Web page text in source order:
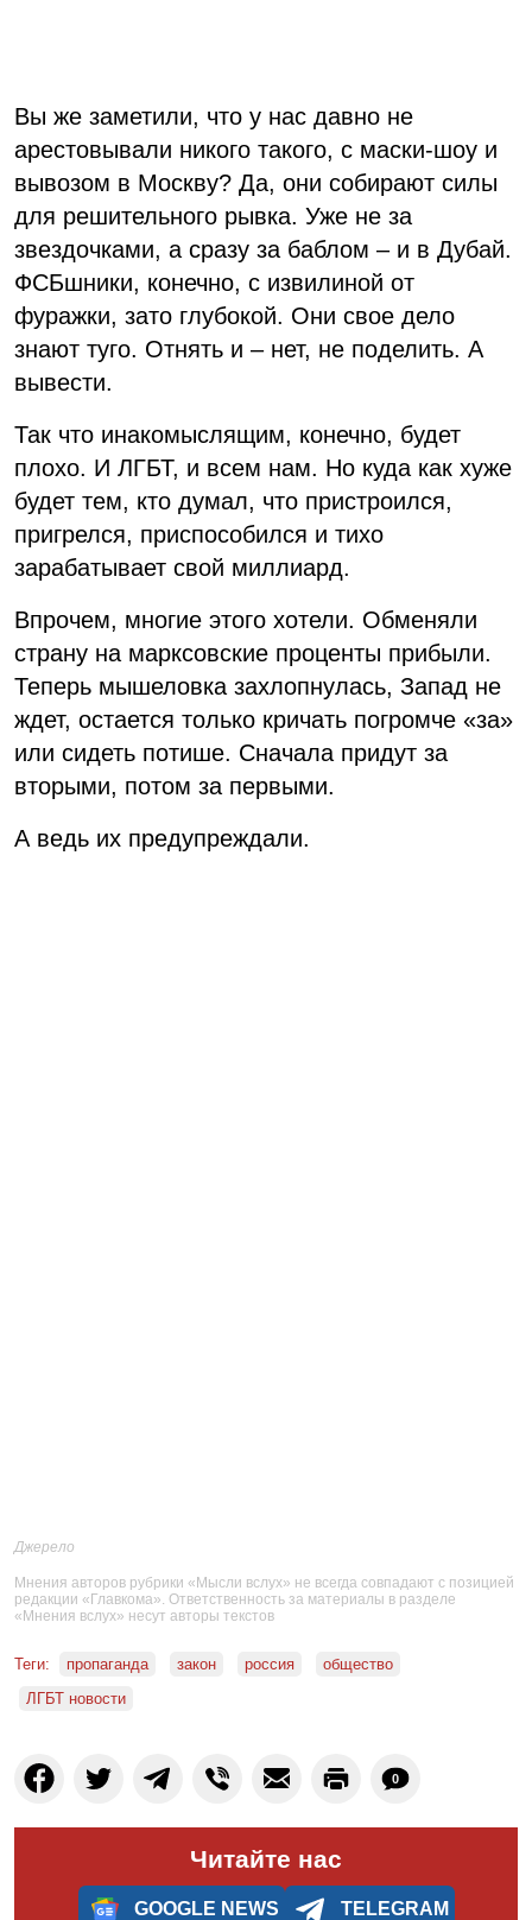
Вы же заметили, что у нас давно не
арестовывали никого такого, с маски-шоу и
вывозом в Москву? Да, они собирают силы
для решительного рывка. Уже не за
звездочками, а сразу за баблом – и в Дубай.
ФСБшники, конечно, с извилиной от
фуражки, зато глубокой. Они свое дело
знают туго. Отнять и – нет, не поделить. А
вывести.
Так что инакомыслящим, конечно, будет
плохо. И ЛГБТ, и всем нам. Но куда как хуже
будет тем, кто думал, что пристроился,
пригрелся, приспособился и тихо
зарабатывает свой миллиард.
Впрочем, многие этого хотели. Обменяли
страну на марксовские проценты прибыли.
Теперь мышеловка захлопнулась, Запад не
ждет, остается только кричать погромче «за»
или сидеть потише. Сначала придут за
вторыми, потом за первыми.
А ведь их предупреждали.
Джерело
Мнения авторов рубрики «Мысли вслух» не всегда совпадают с позицией
редакции «Главкома». Ответственность за материалы в разделе
«Мнения вслух» несут авторы текстов
Теги: пропаганда закон россия
общество
ЛГБТ новости
0
Читайте нас
GOOGLE NEWS TELEGRAM